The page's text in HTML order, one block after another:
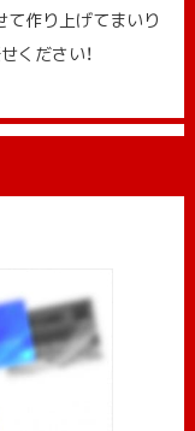
て作り上げてまいり
ください！